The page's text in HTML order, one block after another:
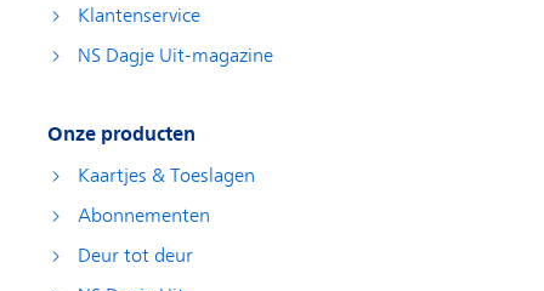
Klantenservice
NS Dagje Uit-magazine
Onze producten
Kaartjes & Toeslagen
Abonnementen
Deur tot deur